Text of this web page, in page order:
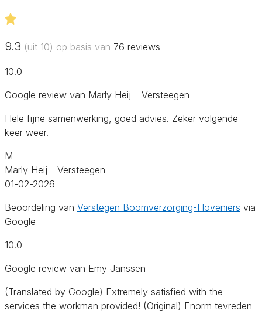
9.3 (uit 10) op basis van 76 reviews
10.0
Google review van Marly Heij – Versteegen
Hele fijne samenwerking, goed advies. Zeker volgende
keer weer.
M
Marly Heij - Versteegen
01-02-2026
Beoordeling van Verstegen Boomverzorging-Hoveniers via
Google
10.0
Google review van Emy Janssen
(Translated by Google) Extremely satisfied with the
services the workman provided! (Original) Enorm tevreden